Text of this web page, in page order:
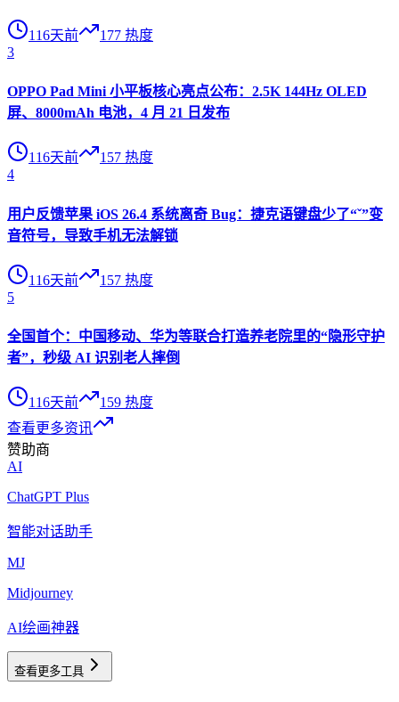
116天前 177 热度
3
OPPO Pad Mini 小平板核心亮点公布：2.5K 144Hz OLED
屏、8000mAh 电池，4 月 21 日发布
116天前 157 热度
4
用户反馈苹果 iOS 26.4 系统离奇 Bug：捷克语键盘少了“ˇ”变
音符号，导致手机无法解锁
116天前 157 热度
5
全国首个：中国移动、华为等联合打造养老院里的“隐形守护
者”，秒级 AI 识别老人摔倒
116天前 159 热度
查看更多资讯
赞助商
AI
ChatGPT Plus
智能对话助手
MJ
Midjourney
AI绘画神器
查看更多工具